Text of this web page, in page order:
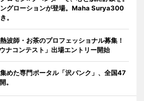
グローションが登場。Maha Surya300
。
波師・お茶のプロフェッショナル募集！
ナコンテスト」出場エントリー開始
めた専門ポータル「沢バンク」、全国47
。